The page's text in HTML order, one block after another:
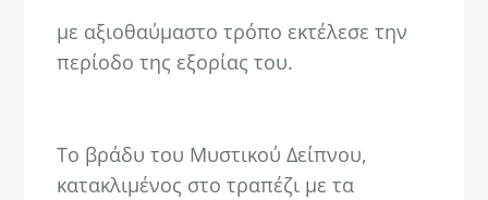
με αξιοθαύμαστο τρόπο εκτέλεσε την
περίοδο της εξορίας του.
Το βράδυ του Μυστικού Δείπνου,
κατακλιμένος στο τραπέζι με τα